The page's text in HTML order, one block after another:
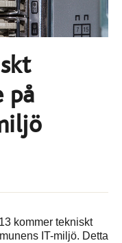
på
kommer tekniskt
IT-miljö. Detta